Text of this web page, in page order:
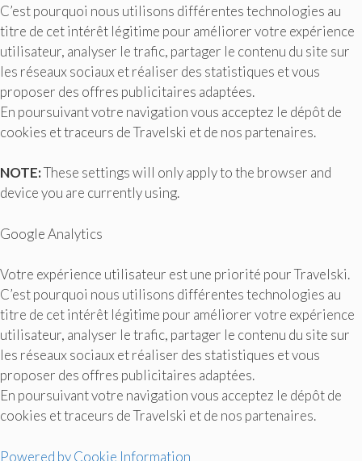
C’est pourquoi nous utilisons différentes technologies au
titre de cet intérêt légitime pour améliorer votre expérience
utilisateur, analyser le trafic, partager le contenu du site sur
les réseaux sociaux et réaliser des statistiques et vous
proposer des offres publicitaires adaptées.
En poursuivant votre navigation vous acceptez le dépôt de
cookies et traceurs de Travelski et de nos partenaires.
NOTE:These settings will only apply to the browser and
device you are currently using.
Google Analytics
Votre expérience utilisateur est une priorité pour Travelski.
C’est pourquoi nous utilisons différentes technologies au
titre de cet intérêt légitime pour améliorer votre expérience
utilisateur, analyser le trafic, partager le contenu du site sur
les réseaux sociaux et réaliser des statistiques et vous
proposer des offres publicitaires adaptées.
En poursuivant votre navigation vous acceptez le dépôt de
cookies et traceurs de Travelski et de nos partenaires.
Powered by Cookie Information